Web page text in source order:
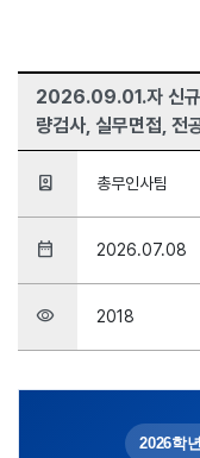
2026.09.01.자 신규
량검사, 실무면접, 전
person_book 총무인사팀
date_range 2026.07.08
visibility 2018
2026학